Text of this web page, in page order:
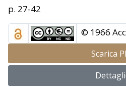
p. 27-42
© 1966
Scarica